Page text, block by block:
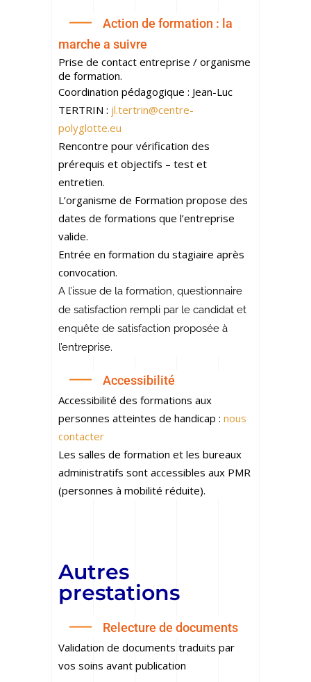
Action de formation : la
marche a suivre
Prise de contact entreprise / organisme
de formation.
Coordination pédagogique : Jean-Luc
TERTRIN : jl.tertrin@centre-
polyglotte.eu
Rencontre pour vérification des
prérequis et objectifs – test et
entretien.
L’organisme de Formation propose des
dates de formations que l’entreprise
valide.
Entrée en formation du stagiaire après
convocation.
A l’issue de la formation, questionnaire
de satisfaction rempli par le candidat et
enquête de satisfaction proposée à
l’entreprise.
Accessibilité
Accessibilité des formations aux
personnes atteintes de handicap : nous
contacter
Les salles de formation et les bureaux
administratifs sont accessibles aux PMR
(personnes à mobilité réduite).
Autres
prestations
Relecture de documents
Validation de documents traduits par
vos soins avant publication